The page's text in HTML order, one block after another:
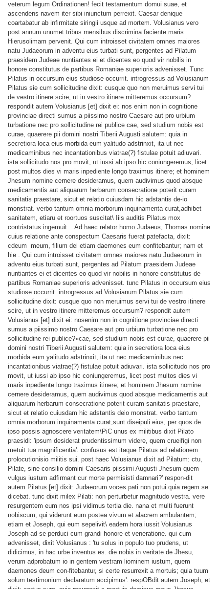
veterum legum Ordinationen! fecit testamentum domui suae, et
ascendens navem iter sibi iniunctum perrexit. Caesar denique
coartabatur ab infirmitate siringii usque ad mortem. Volusianus vero
post annum unumet tribus mensibus discrimina faciente maris
Hierusolimam pervenit. Qui cum introisset civitatem omnes maiores
natu Judaeorum in adventu eius turbati sunt, pergentes ad Pilatum
praesidem Judeae nuntiantes ei et dicentes eo quod vir nobilis in
honore constitutus de partibus Romaniae superioris advenisset. Tunc
Pilatus in occursum eius studiose occurrit. introgressus ad Volusianum
Pilatus sie cum sollicitudine dixit: cusque quo non meruimus servi tui
de vestro itinere scire, ut in vestro itinere mitteremus occursum?
respondit autem Volusianus [et] dixit ei: nos enim non in cognitione
provinciae directi sumus a piissimo nostro Caesare aut pro urbium
turbatione nec pro sollicitudine rei publice cae, sed studium nobis est
curae, quaerere pii domini nostri Tiberii Augusti salutem: quia in
secretiora loca eius morbida eum yalitudo adstrinxit, ita ut nec
medicaminibus nec incantationibus viatrae(?) fistulae potuit adiuvari.
ista sollicitudo nos pro movit, ut iussi ab ipso hic coniungeremus, licet
post multos dies vi maris inpediente longo traximus itinere; et hominem
Jhesum nomine cernere desideramus, quem audivimus quod absque
medicamentis aut aliquarum herbarum consecratione poterit curam
sanitatis praestare, sicut et relatio cuiusdam hic adstantis de-io
monstrat. verbo tantum omnia morborum inquinamenta curat,adhibet
sanitatem, etiaru et roortuos suscitat\ Iiis auditis Pilatus mox
contristatus ingemuit. . Ad haec relator homo Judaeus, Thomas nomine
cuius relatione ante conspectum Caesaris fuerat patefacta, dixit:
cdeum meum, filium dei etiam daemones eum confitebantur; nam et
hie . Qui cum introisset civitatem omnes maiores natu Judaeorum in
adventu eius turbati sunt, pergentes ad Pilatum praesidem Judeae
nuntiantes ei et dicentes eo quod vir nobilis in honore constitutus de
partibus Romaniae superioris advenisset. tunc Pilatus in occursum eius
studiose occurrit. introgressus ad Volusianum Pilatus sie cum
sollicitudine dixit: cusque quo non meruimus servi tui de vestro itinere
scire, ut in vestro itinere mitteremus occursum? respondit autem
Volusianus [et] dixit ei: nosenim non in cognitione provinciae directi
sumus a piissimo nostro Caesare aut pro urbium turbatione nec pro
sollicitudine rei publice?»cae, sed studium nobis est curae, quaerere pii
domini nostri Tiberii Augusti salutem: quia in secretiora loca eius
morbida eum yalitudo adstrinxit, ita ut nec medicaminibus nec
incantationibus viatrae(?) fistulae potuit adiuvari. ista sollicitudo nos pro
movit, ut iussi ab ipso hic coniungeremus, licet post multos dies vi
maris inpediente longo traximus itinere; et hominem Jhesum nomine
cernere desideramus, quem audivimus quod absque medicamentis aut
aliquarum herbarum consecratione poterit curam sanitatis praestare,
sicut et relatio cuiusdam hic adstantis deio monstrat. verbo tantum
omnia morborum inquinamenta curat,sunt diseipuli eius, per quos de
ipso possis agnoscere veritatem\PiC unus ex militibus dixit Pilato
praesidi: 'ipsum desiderat prudentissimum videre, quem crueifigi non
metuit tua magnificentia'. confusus est itaque Pilatus ad relationem
prolocutionisio militis sui. post haec Volusianus dixit ad Pilatum: ctu,
Pilate, sine consilio domini Caesaris piissimi Augusti Jhesum quem
vulgus iustum adfirmant cur morte permisisti damnari?' respon-dit
autem Pilatus [et] dixit: Judaeorum voces pati non potui quia regem se
dicebat. tunc dixit milex Pilati: non perturbetur magnitudo vestra. vere
resurgentem eum nos ipsi vidimus tertia die. nana et multi fuerunt
nobiscum, qui viderunt eum postea vivum et alacrem ambulantem;
etiam et Joseph, qui eum sepelivit\ eadem hora iussit Volusianus
Joseph ad se perduci cum grandi honore et veneratione. qui cum
advenisset, dixit Volusianus : 'tu solus in populo tuo prudens, ut
didicimus, in hac urbe inventus es. die nobis in veritate de Jhesu,
verum adprobatum io in gentem vestram liominem iustum, quem
daemones deum con-fitebantur, si certe resurrexit a mortuis; quia tuum
solum testimonium declaratum accipimus'. respOBdit autem Joseph, et